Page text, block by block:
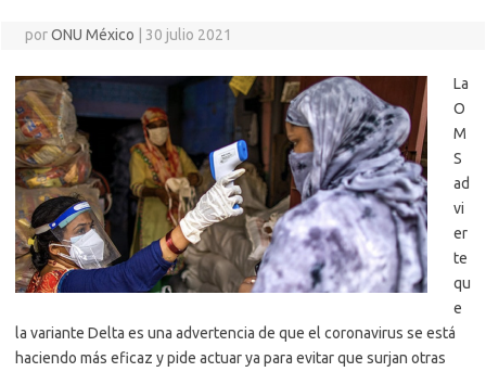
porONU México 30 julio 2021
La
O
M
S
ad
vi
er
te
qu
e
la variante Delta es una advertencia de que el coronavirus se está
haciendo más eficaz y pide actuar ya para evitar que surjan otras